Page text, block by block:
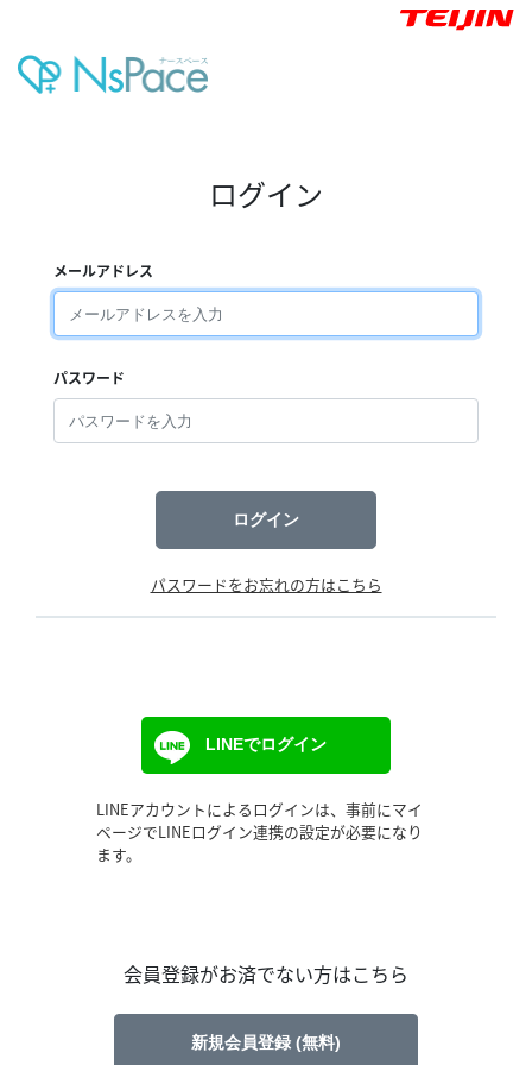
ログイン
メールアドレス
パスワード
ログイン
パスワードをお忘れの方はこちら
LINEでログイン
LINEアカウントによるログインは、事前にマイ
ページでLINEログイン連携の設定が必要になり
ます。
会員登録がお済でない方はこちら
新規会員登録 (無料)